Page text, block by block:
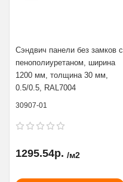
Сэндвич панели без замков с
пенополиуретаном, ширина
1200 мм, толщина 30 мм,
0.5/0.5, RAL7004
30907-01
1295.54р. /м2